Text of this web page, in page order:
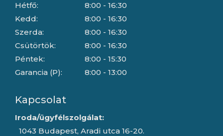
Hétfő:
Kedd:
Szerda:
Csütörtök:
Péntek:
Garancia (P):
8:00 - 16:30
8:00 - 16:30
8:00 - 16:30
8:00 - 16:30
8:00 - 15:30
8:00 - 13:00
Kapcsolat
Iroda/ügyfélszolgálat:
1043 Budapest, Aradi utca 16-20.